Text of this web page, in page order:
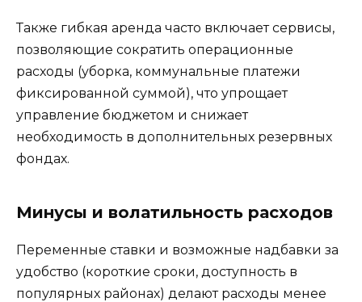
Также гибкая аренда часто включает сервисы,
позволяющие сократить операционные
расходы (уборка, коммунальные платежи
фиксированной суммой), что упрощает
управление бюджетом и снижает
необходимость в дополнительных резервных
фондах.
Минусы и волатильность расходов
Переменные ставки и возможные надбавки за
удобство (короткие сроки, доступность в
популярных районах) делают расходы менее